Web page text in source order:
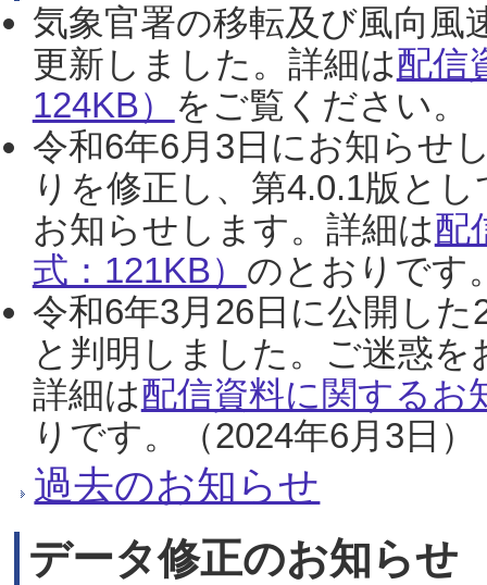
気象官署の移転及び風向風
更新しました。詳細は配信
124KB） をご覧ください。
令和6年6月3日にお知らせ
りを修正し、第4.0.1版と
お知らせします。詳細は配
式：121KB） のとおりです
令和6年3月26日に公開し
と判明しました。ご迷惑
詳細は配信資料に関するお
りです。（2024年6月3日）
過去のお知らせ
データ修正のお知らせ